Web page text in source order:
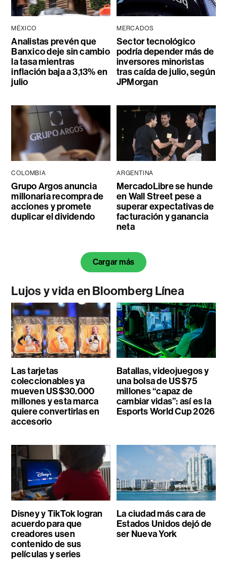
MÉXICO
Analistas prevén que
Banxico deje sin cambio
la tasa mientras
inflación baja a 3,13% en
julio
MERCADOS
Sector tecnológico
podría depender más de
inversores minoristas
tras caída de julio, según
JPMorgan
COLOMBIA
Grupo Argos anuncia
millonaria recompra de
acciones y promete
duplicar el dividendo
ARGENTINA
MercadoLibre se hunde
en Wall Street pese a
superar expectativas de
facturación y ganancia
neta
Cargar más
Lujos y vida en Bloomberg Línea
Las tarjetas
coleccionables ya
mueven US$30.000
millones y esta marca
quiere convertirlas en
accesorio
Batallas, videojuegos y
una bolsa de US$75
millones “capaz de
cambiar vidas”: así es la
Esports World Cup 2026
Disney y TikTok logran
acuerdo para que
creadores usen
contenido de sus
películas y series
La ciudad más cara de
Estados Unidos dejó de
ser Nueva York